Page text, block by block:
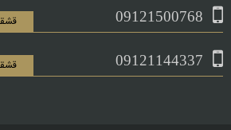
09121500768
09121144337